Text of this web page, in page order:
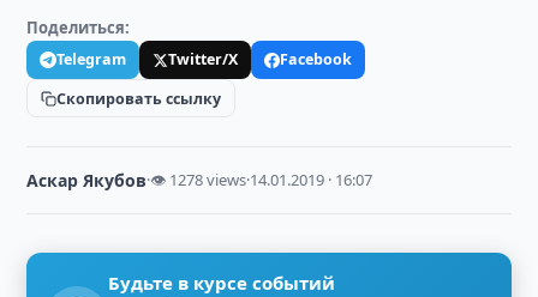
Поделиться:
Telegram Twitter/X
Facebook
Скопировать ссылку
Аскар Якубов·👁 1278 views·14.01.2019 · 16:07
Будьте в курсе событий